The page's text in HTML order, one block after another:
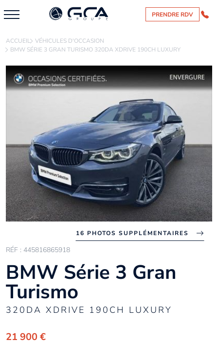
PRENDRE RDV
ACCUEIL VÉHICULES D'OCCASION
BMW SÉRIE 3 GRAN TURISMO 320DA XDRIVE 190CH LUXURY
16 PHOTOS SUPPLÉMENTAIRES
RÉF : 445816865918
BMW Série 3 Gran
Turismo
320DA XDRIVE 190CH LUXURY
21 900 €